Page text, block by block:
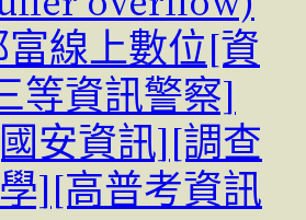
線上數位[資
等資訊警察]
安資訊][調查
][高普考資訊